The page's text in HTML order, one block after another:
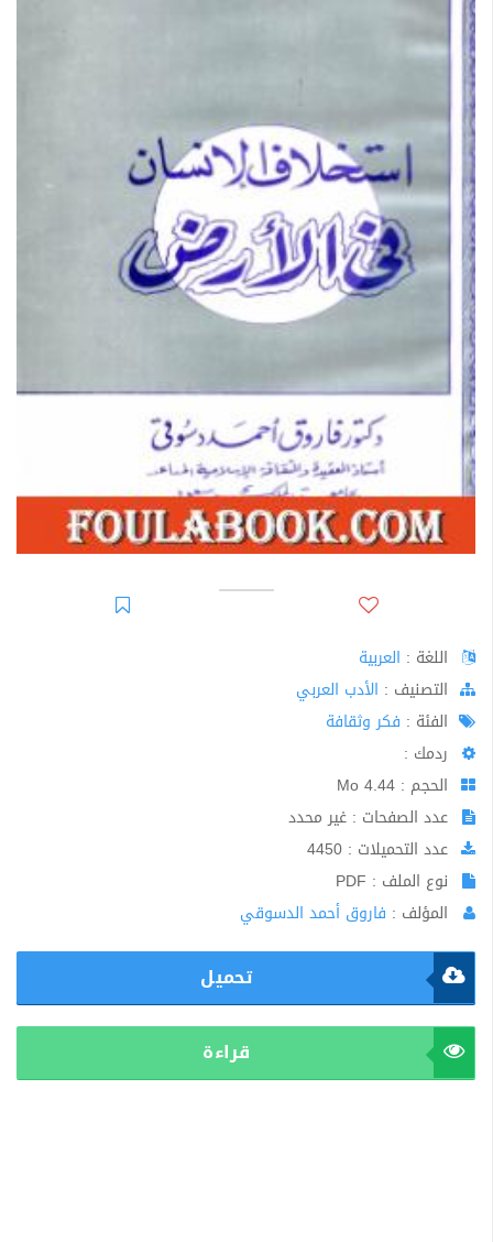
اللغة : العربية
اﻟﺘﺼﻨﻴﻒ : الأدب العربي
الفئة : فكر وثقافة
ردمك :
الحجم : 4.44 Mo
عدد الصفحات : غير محدد
عدد التحميلات : 4450
نوع الملف : PDF
المؤلف : فاروق أحمد الدسوقي
تحميل
قراءة